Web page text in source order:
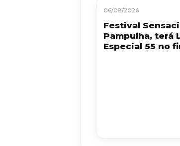
06/08/2026
Festival
Pampulha, terá
Especial 55 no